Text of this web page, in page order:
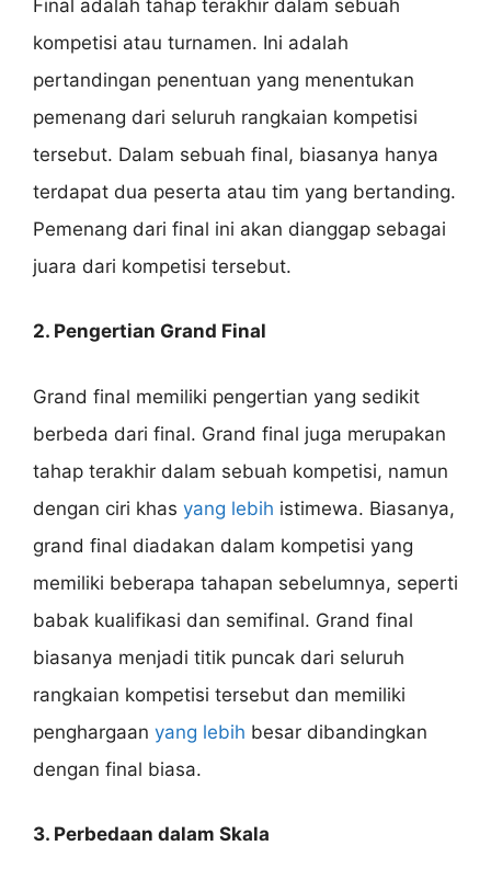
Final adalah tahap terakhir dalam sebuah
kompetisi atau turnamen. Ini adalah
pertandingan penentuan yang menentukan
pemenang dari seluruh rangkaian kompetisi
tersebut. Dalam sebuah final, biasanya hanya
terdapat dua peserta atau tim yang bertanding.
Pemenang dari final ini akan dianggap sebagai
juara dari kompetisi tersebut.
2. Pengertian Grand Final
Grand final memiliki pengertian yang sedikit
berbeda dari final. Grand final juga merupakan
tahap terakhir dalam sebuah kompetisi, namun
dengan ciri khas yang lebih istimewa. Biasanya,
grand final diadakan dalam kompetisi yang
memiliki beberapa tahapan sebelumnya, seperti
babak kualifikasi dan semifinal. Grand final
biasanya menjadi titik puncak dari seluruh
rangkaian kompetisi tersebut dan memiliki
penghargaan yang lebih besar dibandingkan
dengan final biasa.
3. Perbedaan dalam Skala